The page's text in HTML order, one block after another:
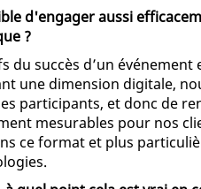
d'engager aussi
?
du succès d’un
une dimension digitale,
participants, et donc de
mesurables pour nos
ce format et plus